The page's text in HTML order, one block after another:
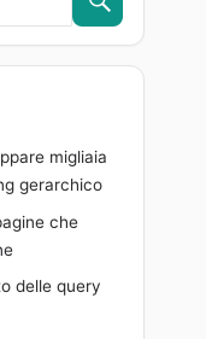
migliaia
gerarchico
che
delle query